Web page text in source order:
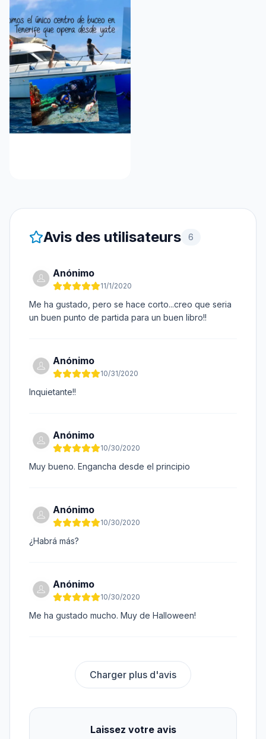
Avis des utilisateurs 6
Anónimo
11/1/2020
Me ha gustado, pero se hace corto...creo que seria
un buen punto de partida para un buen libro!!
Anónimo
10/31/2020
Inquietante!!
Anónimo
10/30/2020
Muy bueno. Engancha desde el principio
Anónimo
10/30/2020
¿Habrá más?
Anónimo
10/30/2020
Me ha gustado mucho. Muy de Halloween!
Charger plus d'avis
Laissez votre avis